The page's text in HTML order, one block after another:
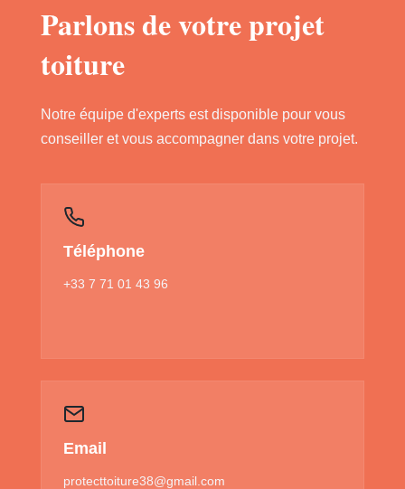
Parlons de votre projet
toiture
Notre équipe d'experts est disponible pour vous
conseiller et vous accompagner dans votre projet.
Téléphone
+33 7 71 01 43 96
Email
protecttoiture38@gmail.com